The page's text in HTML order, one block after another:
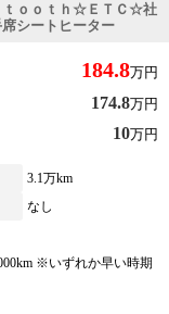
ｏｏｔｈ☆ＥＴＣ☆社
シートヒーター
184.8万円
174.8万円
10万円
3.1万km
なし
※いずれか早い時期